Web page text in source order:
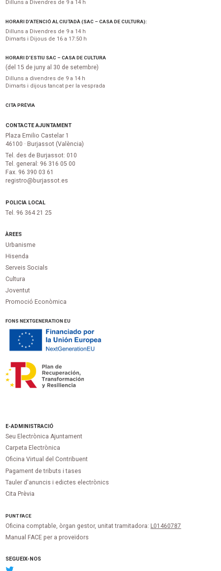
Dilluns a Divendres de 9 a 14 h
HORARI D’ATENCIÓ AL CIUTADÀ (SAC – CASA DE CULTURA):
Dilluns a Divendres de 9 a 14 h
Dimarts i Dijous de 16 a 17:50 h
HORARI D’ESTIU SAC – CASA DE CULTURA
(del 15 de juny al 30 de setembre)
Dilluns a divendres de 9 a 14 h
Dimarts i dijous tancat per la vesprada
CITA PRÈVIA
CONTACTE AJUNTAMENT
Plaza Emilio Castelar 1
46100 · Burjassot (València)
Tel. des de Burjassot: 010
Tel. general: 96 316 05 00
Fax. 96 390 03 61
registro@burjassot.es
POLICIA LOCAL
Tel. 96 364 21 25
ÀREES
Urbanisme
Hisenda
Serveis Socials
Cultura
Joventut
Promoció Econòmica
FONS NEXTGENERATION EU
E-ADMINISTRACIÓ
Seu Electrònica Ajuntament
Carpeta Electrònica
Oficina Virtual del Contribuent
Pagament de tributs i tases
Tauler d'anuncis i edictes electrònics
Cita Prèvia
PUNTFACE
Oficina comptable, òrgan gestor, unitat tramitadora: L01460787
Manual FACE per a proveïdors
SEGUEIX-NOS